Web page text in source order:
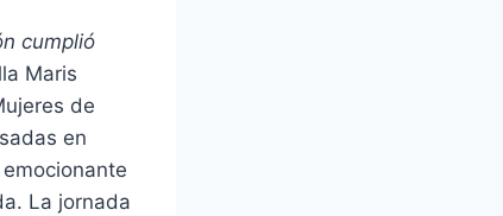
cumplió
Maris
de
en
La jornada